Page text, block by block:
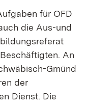
für OFD
die Aus-und
An
Gmünd
der
Dienst. Die